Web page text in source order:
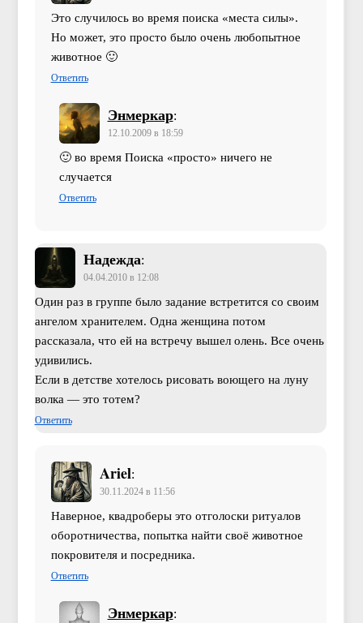
Это случилось во время поиска «места силы».
Но может, это просто было очень любопытное
животное 🙂
Ответить
Энмеркар:
12.10.2009 в 18:59
🙂 во время Поиска «просто» ничего не
случается
Ответить
Надежда:
04.04.2010 в 12:08
Один раз в группе было задание встретится со своим
ангелом хранителем. Одна женщина потом
рассказала, что ей на встречу вышел олень. Все очень
удивились.
Если в детстве хотелось рисовать воющего на луну
волка — это тотем?
Ответить
Ariel:
30.11.2024 в 11:56
Наверное, квадроберы это отголоски ритуалов
оборотничества, попытка найти своё животное
покровителя и посредника.
Ответить
Энмеркар: